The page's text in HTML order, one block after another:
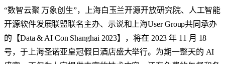
“数智云聚 万象创生”，上海白玉兰开源开放研究院、人工智能
开源软件发展联盟联名主办、示说和上海User Group共同承办
的【Data & AI Con Shanghai 2023】，将在 2023 年 11 月 18
号，于上海圣诺亚皇冠假日酒店盛大举行。为期一整天的 AI